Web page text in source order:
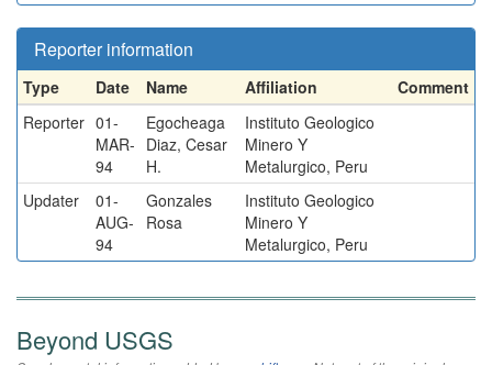
Reporter information
Type Date Name Affiliation
Comment
Reporter 01-
MAR-
94
Egocheaga
Diaz, Cesar
H.
Instituto Geologico
Minero Y
Metalurgico, Peru
Updater
01-
AUG-
94
Gonzales
Rosa
Instituto Geologico
Minero Y
Metalurgico, Peru
Beyond USGS